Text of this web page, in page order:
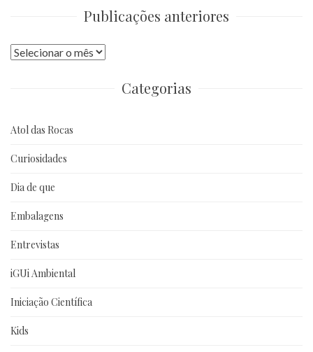
Publicações anteriores
Publicações
Categorias
Atol das Rocas
Curiosidades
Dia de que
Embalagens
Entrevistas
iGUi Ambiental
Iniciação Científica
Kids